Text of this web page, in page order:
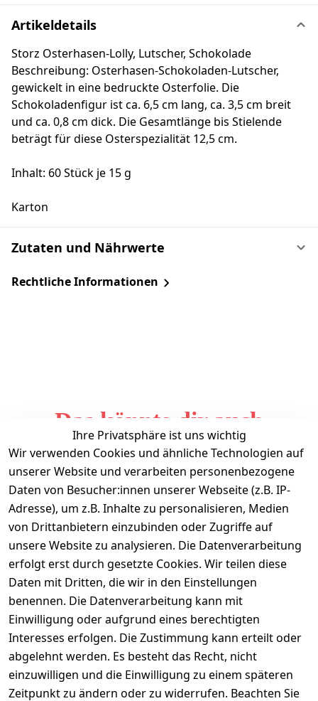
Artikeldetails
Storz Osterhasen-Lolly, Lutscher, Schokolade
Beschreibung: Osterhasen-Schokoladen-Lutscher,
gewickelt in eine bedruckte Osterfolie. Die
Schokoladenfigur ist ca. 6,5 cm lang, ca. 3,5 cm breit
und ca. 0,8 cm dick. Die Gesamtlänge bis Stielende
beträgt für diese Osterspezialität 12,5 cm.
Inhalt: 60 Stück je 15 g
Karton
Zutaten und Nährwerte
Rechtliche Informationen
Das könnte dir auch
gefallen
Ihre Privatsphäre ist uns wichtig
Wir verwenden Cookies und ähnliche Technologien auf
unserer Website und verarbeiten personenbezogene
Daten von Besucher:innen unserer Webseite (z.B. IP-
Adresse), um z.B. Inhalte zu personalisieren, Medien
von Drittanbietern einzubinden oder Zugriffe auf
unsere Website zu analysieren. Die Datenverarbeitung
erfolgt erst durch gesetzte Cookies. Wir teilen diese
Daten mit Dritten, die wir in den Einstellungen
benennen. Die Datenverarbeitung kann mit
Einwilligung oder aufgrund eines berechtigten
Interesses erfolgen. Die Zustimmung kann erteilt oder
abgelehnt werden. Es besteht das Recht, nicht
einzuwilligen und die Einwilligung zu einem späteren
Zeitpunkt zu ändern oder zu widerrufen. Beachten Sie
Informationen
Mein Konto
Vertrag widerrufen